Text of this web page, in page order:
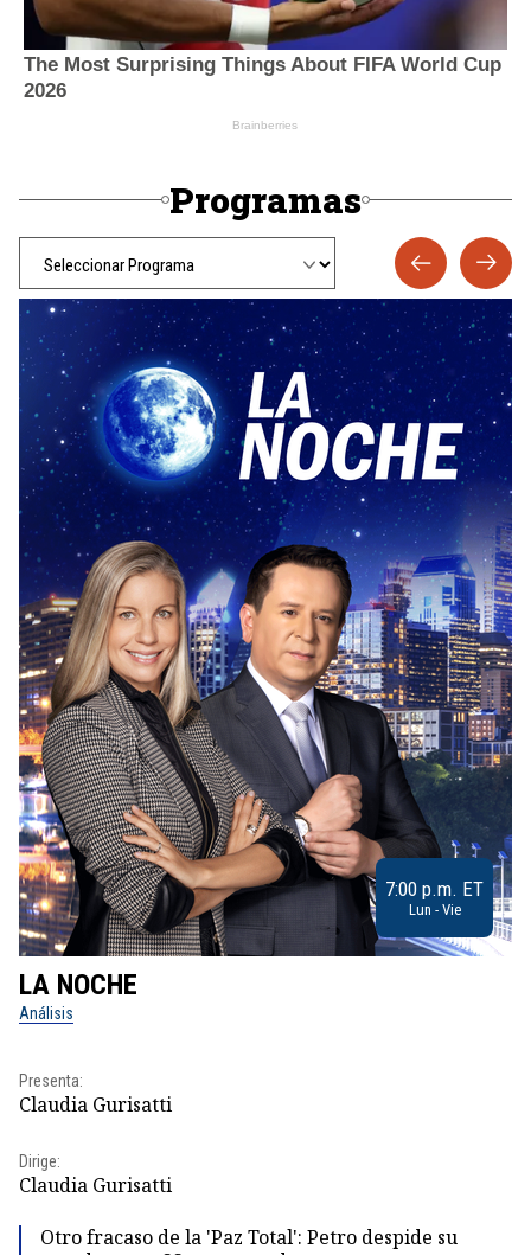
Programas
7:00 p.m. ET
Lun - Vie
LA NOCHE
Análisis
Presenta:
Claudia Gurisatti
Dirige:
Claudia Gurisatti
Otro fracaso de la 'Paz Total': Petro despide su